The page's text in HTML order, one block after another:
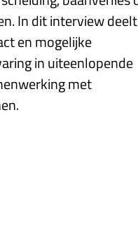
In dit interview deelt
en mogelijke
in uiteenlopende
met